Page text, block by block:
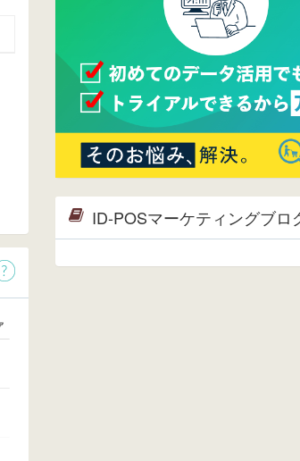
ウレコンが機能拡充し、
ューアルしました。⇒
Facebook
2015/04/30
Facebookページを開設
詳細はこちら。
2015/04/20
ウレコンサイトリリース
ID-POSマーケティングブロ